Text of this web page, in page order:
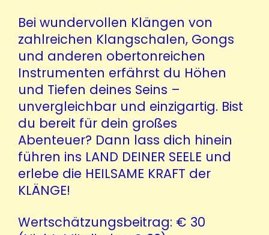
Bei wundervollen Klängen von
zahlreichen Klangschalen, Gongs
und anderen obertonreichen
Instrumenten erfährst du Höhen
und Tiefen deines Seins –
unvergleichbar und einzigartig. Bist
du bereit für dein großes
Abenteuer? Dann lass dich hinein
führen ins LAND DEINER SEELE und
erlebe die HEILSAME KRAFT der
KLÄNGE!
Wertschätzungsbeitrag: € 30